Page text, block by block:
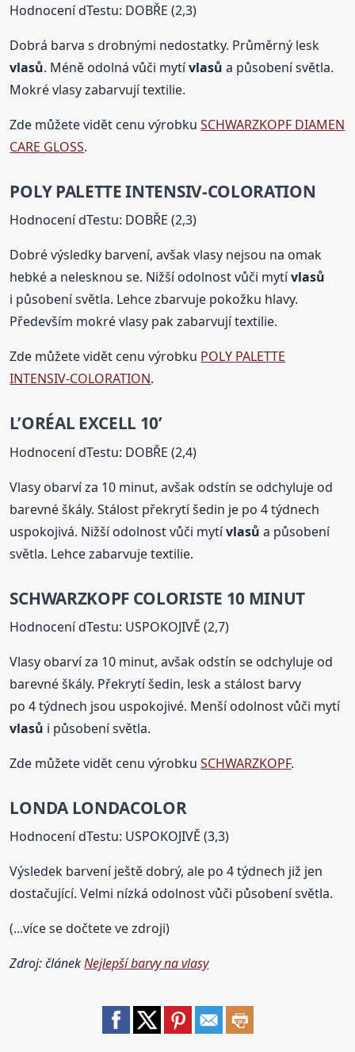
Hodnocení dTestu: DOBŘE (2,3)
Dobrá barva s drobnými nedostatky. Průměrný lesk
vlasů. Méně odolná vůči mytívlasů a působení světla.
Mokré vlasy zabarvují textilie.
Zde můžete vidět cenu výrobkuSCHWARZKOPF DIAMEN
CARE GLOSS.
POLY PALETTE INTENSIV-COLORATION
Hodnocení dTestu: DOBŘE (2,3)
Dobré výsledky barvení, avšak vlasy nejsou na omak
hebké a nelesknou se. Nižší odolnost vůči mytívlasů
i působení světla. Lehce zbarvuje pokožku hlavy.
Především mokré vlasy pak zabarvují textilie.
Zde můžete vidět cenu výrobku POLY PALETTE
INTENSIV-COLORATION.
L’ORÉAL EXCELL 10’
Hodnocení dTestu: DOBŘE (2,4)
Vlasy obarví za 10 minut, avšak odstín se odchyluje od
barevné škály. Stálost překrytí šedin je po 4 týdnech
uspokojivá. Nižší odolnost vůči mytívlasů a působení
světla. Lehce zabarvuje textilie.
SCHWARZKOPF COLORISTE 10 MINUT
Hodnocení dTestu: USPOKOJIVĚ (2,7)
Vlasy obarví za 10 minut, avšak odstín se odchyluje od
barevné škály. Překrytí šedin, lesk a stálost barvy
po 4 týdnech jsou uspokojivé. Menší odolnost vůči mytí
vlasů i působení světla.
Zde můžete vidět cenu výrobkuSCHWARZKOPF.
LONDA LONDACOLOR
Hodnocení dTestu: USPOKOJIVĚ (3,3)
Výsledek barvení ještě dobrý, ale po 4 týdnech již jen
dostačující. Velmi nízká odolnost vůči působení světla.
(...více se dočtete ve zdroji)
Zdroj: článekNejlepší barvy na vlasy